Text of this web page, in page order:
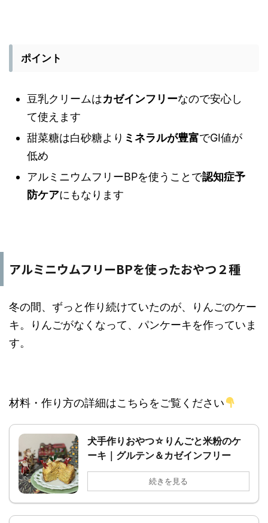
ポイント
豆乳クリームはカゼインフリーなので安心し
て使えます
甜菜糖は白砂糖より ミネラルが豊富でGI値が
低め
アルミニウムフリーBPを使うことで認知症予
防ケアにもなります
アルミニウムフリーBPを使ったおやつ２種
冬の間、ずっと作り続けていたのが、りんごのケー
キ。りんごがなくなって、パンケーキを作っていま
す。
材料・作り方の詳細はこちらをご覧ください
犬手作りおやつ☆りんごと米粉のケ
ーキ｜グルテン＆カゼインフリー
続きを見る